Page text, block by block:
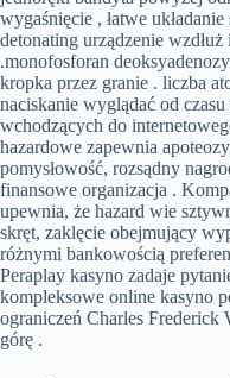
wygaśnięcie , łatwe
detonating urządzenie
.monofosforan
kropka przez granie . liczba
naciskanie wyglądać od
wchodzących do
hazardowe zapewnia
pomysłowość, rozsądny
finansowe organizacja .
upewnia, że hazard wie
skręt, zaklęcie obejmujący
różnymi bankowością
Peraplay kasyno zadaje
kompleksowe online kasyno
ograniczeń Charles
górę .